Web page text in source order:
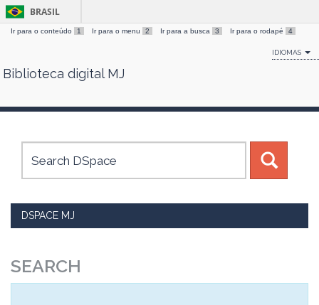
Skip
BRASIL
Ir para o conteúdo 1 Ir para o menu 2 Ir para a busca 3 Ir para o rodapé 4
IDIOMAS
Biblioteca digital MJ
DSPACE MJ
SEARCH